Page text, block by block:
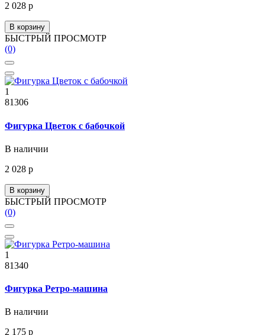
2 028 р
В корзину
БЫСТРЫЙ ПРОСМОТР
(0)
1
81306
Фигурка Цветок с бабочкой
В наличии
2 028 р
В корзину
БЫСТРЫЙ ПРОСМОТР
(0)
1
81340
Фигурка Ретро-машина
В наличии
2 175 р